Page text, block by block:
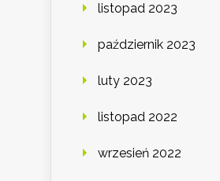
listopad 2023
październik 2023
luty 2023
listopad 2022
wrzesień 2022